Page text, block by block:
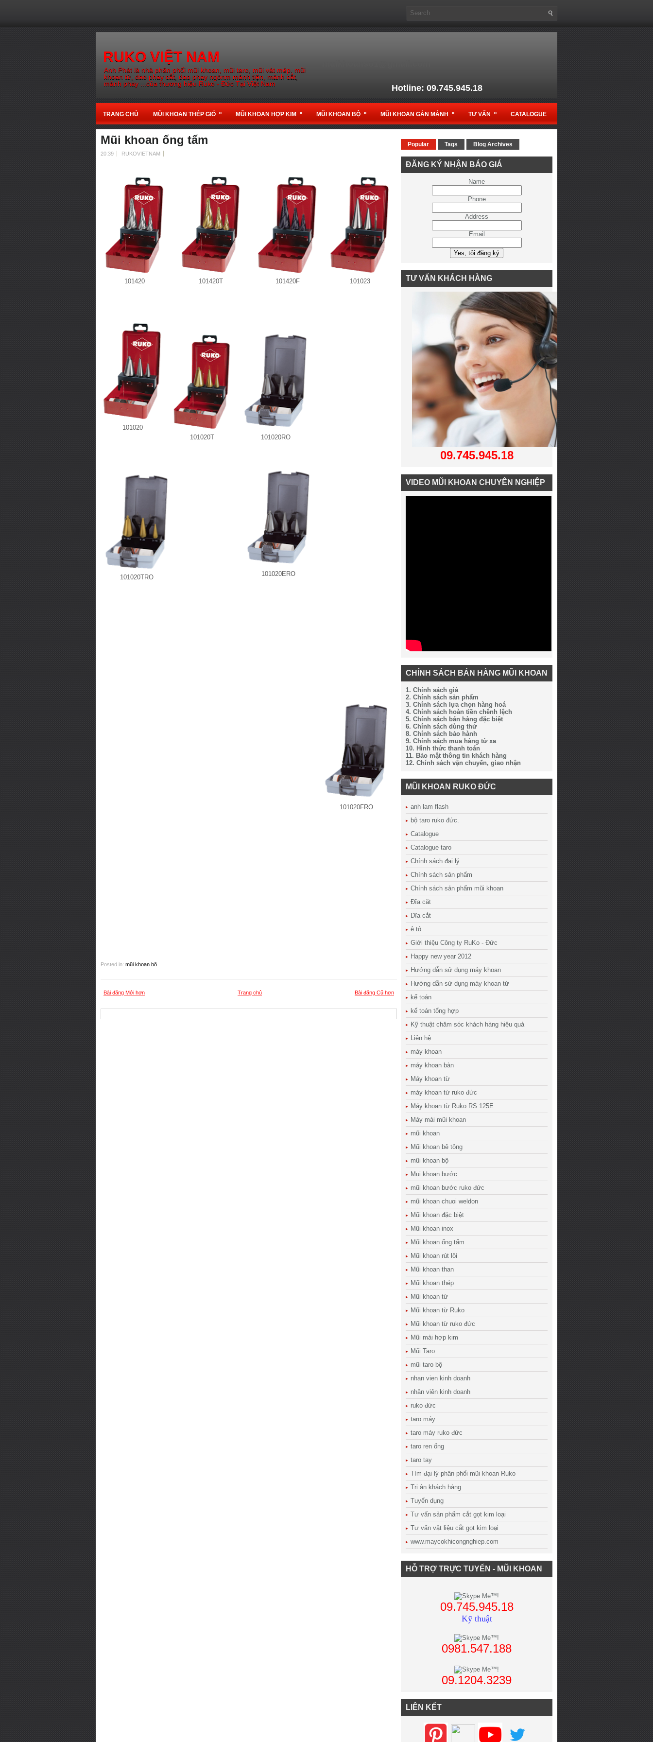
RUKO VIỆT NAM
Anh Phát là nhà phân phối mũi khoan, mũi taro, mũi vát mép. mũi
khoan từ, dao phay cắt, dao phay ngónm mảnh tiện, mảnh cắt,
mảnh phay ...của thương hiệu Ruko - Đức Tại Việt Nam
Hotline: 09.745.945.18
Email: muikhoanso1@gmail.com
Nhà Phân phối chính thức sản phẩm Ruko - Germany
tạiViệt Nam
TRANG CHỦ MŨI KHOAN THÉP GIÓ » MŨI KHOAN HỢP KIM » MŨI KHOAN BỘ » MŨI KHOAN GẮN MẢNH » TƯ VẤN » CATALOGUE
Mũi khoan ống tấm
20:39 RUKOVIETNAM
101023
101420 101420F
101420T
101020
101020T
101020RO
101020FRO
101020ERO
101020TRO
Posted in: mũi khoan bộ
Bài đăng Mới hơn Bài đăng Cũ hơn
Trang chủ
Popular Tags Blog Archives
ĐĂNG KÝ NHẬN BÁO GIÁ
Name
Phone
Address
Email
TƯ VẤN KHÁCH HÀNG
09.745.945.18
VIDEO MŨI KHOAN CHUYÊN NGHIỆP
CHÍNH SÁCH BÁN HÀNG MŨI KHOAN
1. Chính sách giá
2. Chính sách sản phẩm
3. Chính sách lựa chọn hàng hoá
4. Chính sách hoàn tiền chênh lệch
5. Chính sách bán hàng đặc biệt
6. Chính sách dùng thử
8. Chính sách bảo hành
9. Chính sách mua hàng từ xa
10. Hình thức thanh toán
11. Bảo mật thông tin khách hàng
12. Chính sách vận chuyển, giao nhận
MŨI KHOAN RUKO ĐỨC
anh lam flash
bộ taro ruko đức.
Catalogue
Catalogue taro
Chính sách đại lý
Chính sách sản phẩm
Chính sách sản phẩm mũi khoan
Đĩa căt
Đĩa cắt
ê tô
Giới thiệu Công ty RuKo - Đức
Happy new year 2012
Hướng dẫn sử dụng máy khoan
Hướng dẫn sử dụng máy khoan từ
kế toán
kế toán tổng hợp
Kỹ thuật chăm sóc khách hàng hiệu quả
Liên hệ
máy khoan
máy khoan bàn
Máy khoan từ
máy khoan từ ruko đức
Máy khoan từ Ruko RS 125E
Máy mài mũi khoan
mũi khoan
Mũi khoan bê tông
mũi khoan bộ
Mui khoan bước
mũi khoan bước ruko đức
mũi khoan chuoi weldon
Mũi khoan đặc biệt
Mũi khoan inox
Mũi khoan ống tấm
Mũi khoan rút lõi
Mũi khoan than
Mũi khoan thép
Mũi khoan từ
Mũi khoan từ Ruko
Mũi khoan từ ruko đức
Mũi mài hợp kim
Mũi Taro
mũi taro bộ
nhan vien kinh doanh
nhân viên kinh doanh
ruko đức
taro máy
taro máy ruko đức
taro ren ống
taro tay
Tìm đại lý phân phối mũi khoan Ruko
Tri ân khách hàng
Tuyển dụng
Tư vấn sản phẩm cắt gọt kim loại
Tư vấn vật liệu cắt gọt kim loại
www.maycokhicongnghiep.com
HỖ TRỢ TRỰC TUYẾN - MŨI KHOAN
09.745.945.18
Kỹ thuật
0981.547.188
09.1204.3239
LIÊN KẾT